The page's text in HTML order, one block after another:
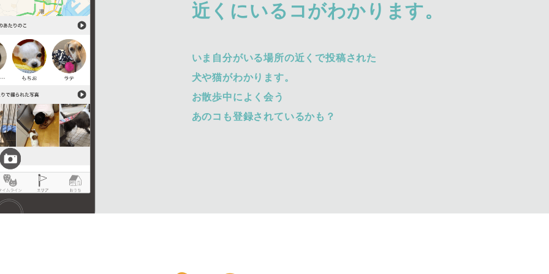
近くにいるコがわかります。
いま自分がいる場所の近くで投稿された
犬や猫がわかります。
お散歩中によく会う
あのコも登録されているかも？